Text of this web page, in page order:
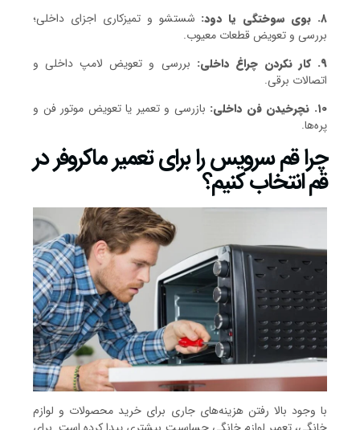
۸. بوی سوختگی یا دود:
شستشو و تمیزکاری اجزای داخلی؛
بررسی و تعویض قطعات معیوب.
۹. کار نکردن چراغ داخلی:
بررسی و تعویض لامپ داخلی و
اتصالات برقی.
۱۰. نچرخیدن فن داخلی:
بازرسی و تعمیر یا تعویض موتور فن و
پره‌ها.
چرا قم سرویس را برای تعمیر ماکروفر در
قم انتخاب کنیم؟
با وجود بالا رفتن هزینه‌های جاری برای خرید محصولات و لوازم